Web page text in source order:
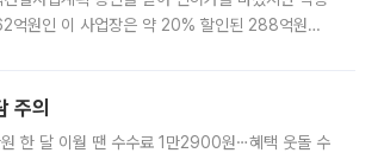
억원인 이 사업장은 약 20% 할인된 288억원에
주의
한 달 이월 땐 수수료 1만2900원⋯혜택 웃돌 수